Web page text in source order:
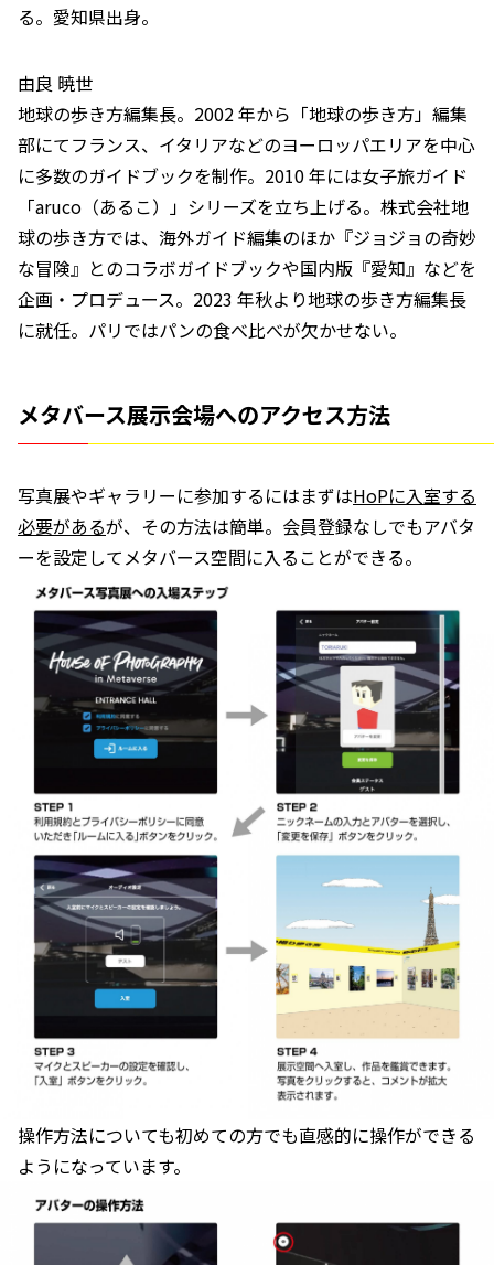
る。愛知県出身。
由良 暁世
地球の歩き方編集長。2002 年から「地球の歩き方」編集
部にてフランス、イタリアなどのヨーロッパエリアを中心
に多数のガイドブックを制作。2010 年には女子旅ガイド
「aruco（あるこ）」シリーズを立ち上げる。株式会社地
球の歩き方では、海外ガイド編集のほか『ジョジョの奇妙
な冒険』とのコラボガイドブックや国内版『愛知』などを
企画・プロデュース。2023 年秋より地球の歩き方編集長
に就任。パリではパンの食べ比べが欠かせない。
メタバース展示会場へのアクセス方法
写真展やギャラリーに参加するにはまずはHoPに入室する
必要があるが、その方法は簡単。会員登録なしでもアバタ
ーを設定してメタバース空間に入ることができる。
操作方法についても初めての方でも直感的に操作ができる
ようになっています。